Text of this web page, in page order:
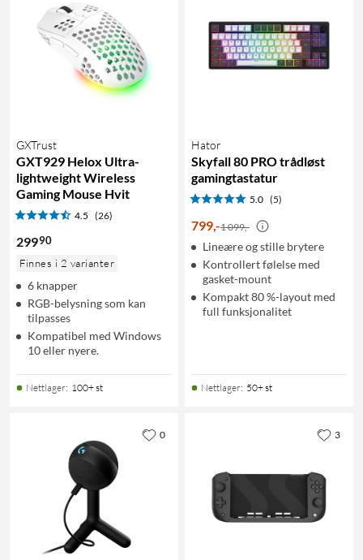
GXTrust
GXT929 Helox Ultra-
lightweight Wireless
Gaming Mouse Hvit
4.5 (26)
29990
Finnes i 2 varianter
6 knapper
RGB-belysning som kan
tilpasses
Kompatibel med Windows
10 eller nyere.
Nettlager: 100+ st
Hator
Skyfall 80 PRO trådløst
gamingtastatur
5.0 (5)
799,-1 099,-
Lineære og stille brytere
Kontrollert følelse med
gasket-mount
Kompakt 80 %-layout med
full funksjonalitet
Nettlager: 50+ st
0 3